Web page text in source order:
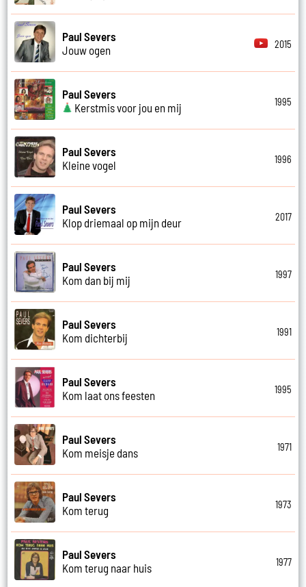
Paul Severs
Jouw ogen
2015
Paul Severs
Kerstmis voor jou en mij
1995
Paul Severs
Kleine vogel
1996
Paul Severs
Klop driemaal op mijn deur
2017
Paul Severs
Kom dan bij mij
1997
Paul Severs
Kom dichterbij
1991
Paul Severs
Kom laat ons feesten
1995
Paul Severs
Kom meisje dans
1971
Paul Severs
Kom terug
1973
Paul Severs
Kom terug naar huis
1977